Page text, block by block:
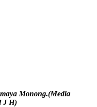
Monong.(Media
J H)